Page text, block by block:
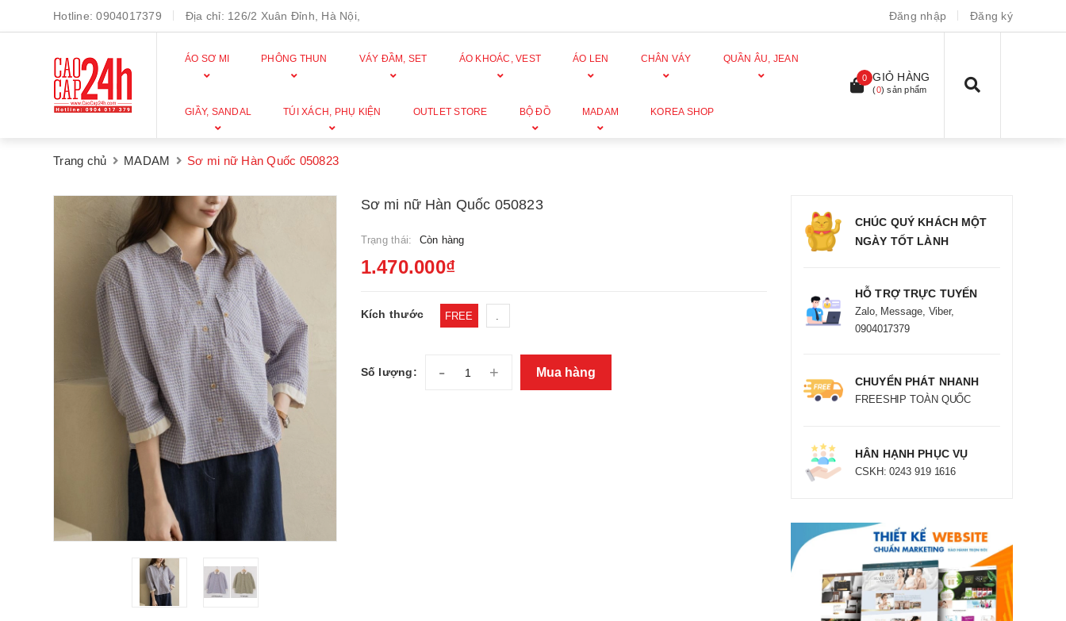
Hotline:0904017379 Địa chỉ: 126/2 Xuân Đỉnh, Hà Nội, Đăng nhập Đăng ký
ÁO SƠ MI PHÔNG THUN VÁY ĐẦM, SET ÁO KHOÁC, VEST ÁO LEN CHÂN VÁY QUẦN ÂU, JEAN
GIẦY, SANDAL TÚI XÁCH, PHỤ KIỆN OUTLET STORE BỘ ĐỒ MADAM KOREA SHOP
0 GIỎ HÀNG
(0) sản phẩm
Trang chủ MADAM Sơ mi nữ Hàn Quốc 050823
Sơ mi nữ Hàn Quốc 050823
Trạng thái: Còn hàng
1.470.000₫
Kích thước FREE .
Số lượng: - + Mua hàng
CHÚC QUÝ KHÁCH MỘT
NGÀY TỐT LÀNH
HỖ TRỢ TRỰC TUYẾN
Zalo, Message, Viber,
0904017379
CHUYỂN PHÁT NHANH
FREESHIP TOÀN QUỐC
HÂN HẠNH PHỤC VỤ
CSKH: 0243 919 1616